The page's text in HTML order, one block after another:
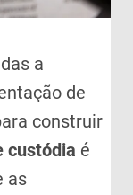
a
de
construir
custódia é
as